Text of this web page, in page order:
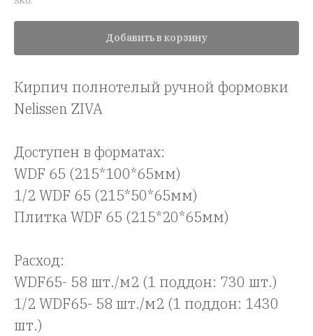
Добавить в корзину
Кирпич полнотелый ручной формовки
Nelissen ZIVA
Доступен в форматах:
WDF 65 (215*100*65мм)
1/2 WDF 65 (215*50*65мм)
Плитка WDF 65 (215*20*65мм)
Расход:
WDF65- 58 шт./м2 (1 поддон: 730 шт.)
1/2 WDF65- 58 шт./м2 (1 поддон: 1430
шт.)